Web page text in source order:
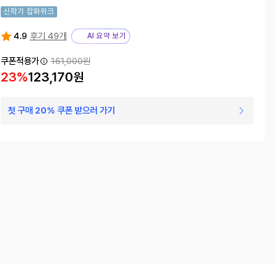
신학기 잡화위크
4.9 후기 49개 AI 요약 보기
쿠폰적용가 161,000원
23%123,170원
첫 구매 20% 쿠폰 받으러 가기